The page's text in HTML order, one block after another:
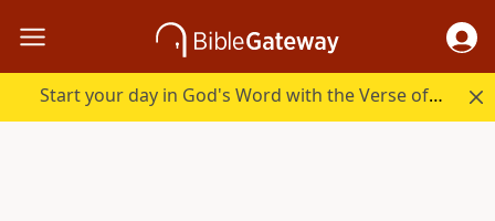
Start your day in God's Word with the Verse of the Day.